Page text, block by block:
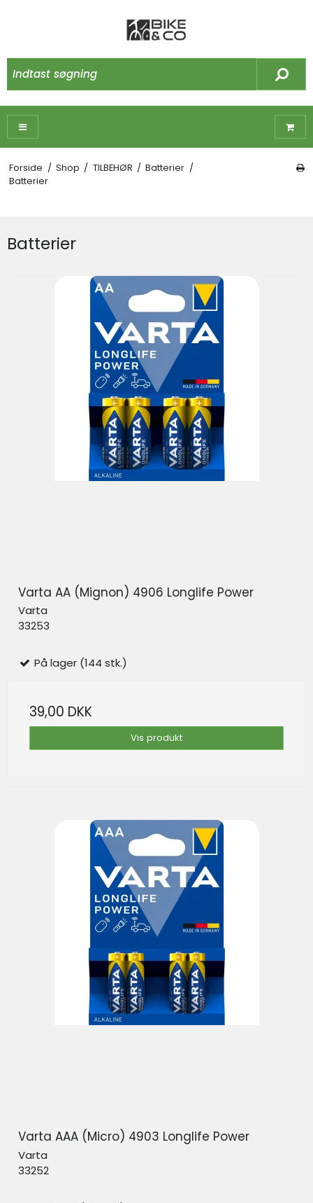
Forside / Shop / TILBEHØR / Batterier /
Batterier
Batterier
Varta AA (Mignon) 4906 Longlife Power
Varta
33253
På lager (144 stk.)
39,00 DKK
Vis produkt
Varta AAA (Micro) 4903 Longlife Power
Varta
33252